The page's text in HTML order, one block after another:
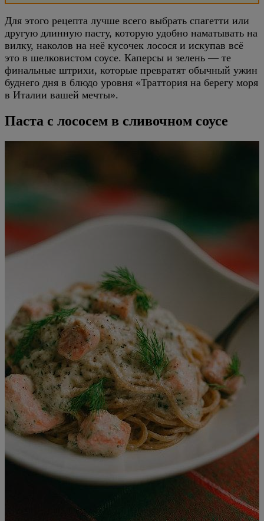
Для этого рецепта лучше всего выбрать спагетти или
другую длинную пасту, которую удобно наматывать на
вилку, наколов на неё кусочек лосося и искупав всё
это в шелковистом соусе. Каперсы и зелень — те
финальные штрихи, которые превратят обычный ужин
буднего дня в блюдо уровня «Траттория на берегу моря
в Италии вашей мечты».
Паста с лососем в сливочном соусе